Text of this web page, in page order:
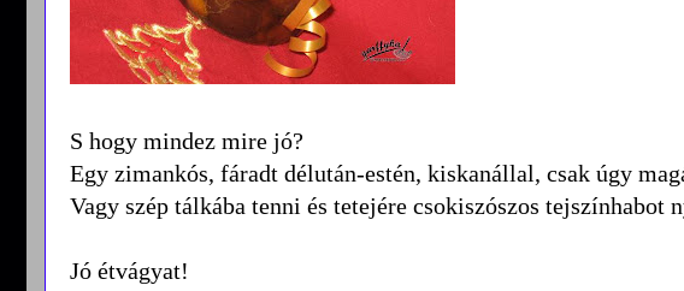
S hogy mindez mire jó?
Egy zimankós, fáradt délután-estén, kiskanállal, csak úgy
Vagy szép tálkába tenni és tetejére csokiszószos tejszínhabot
Jó étvágyat!